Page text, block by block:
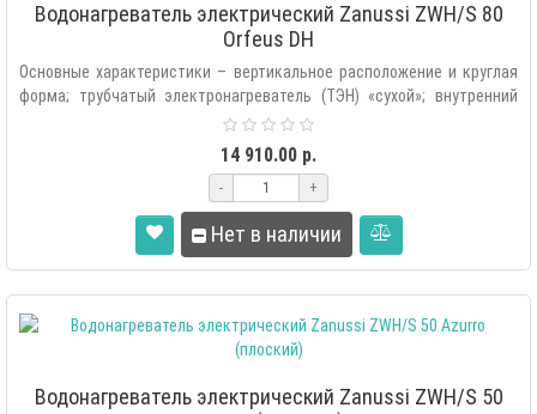
Водонагреватель электрический Zanussi ZWH/S 80
Orfeus DH
Основные характеристики – вертикальное расположение и круглая
форма; трубчатый электронагреватель (ТЭН) «сухой»; внутренний
14 910.00 р.
- +
Нет в наличии
Водонагреватель электрический Zanussi ZWH/S 50